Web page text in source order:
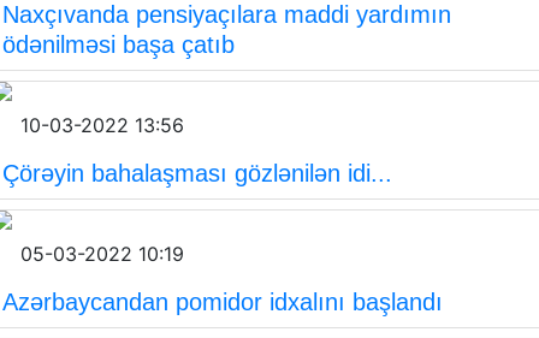
Naxçıvanda pensiyaçılara maddi yardımın
ödənilməsi başa çatıb
10-03-2022 13:56
Çörəyin bahalaşması gözlənilən idi...
05-03-2022 10:19
Azərbaycandan pomidor idxalını başlandı